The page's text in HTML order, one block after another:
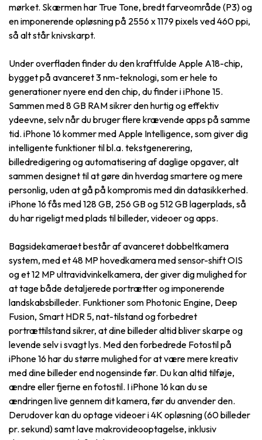
mørket. Skærmen har True Tone, bredt farveområde (P3) og
en imponerende opløsning på 2556 x 1179 pixels ved 460 ppi,
så alt står knivskarpt.
Under overfladen finder du den kraftfulde Apple A18-chip,
bygget på avanceret 3 nm-teknologi, som er hele to
generationer nyere end den chip, du finder i iPhone 15.
Sammen med 8 GB RAM sikrer den hurtig og effektiv
ydeevne, selv når du bruger flere krævende apps på samme
tid. iPhone 16 kommer med Apple Intelligence, som giver dig
intelligente funktioner til bl.a. tekstgenerering,
billedredigering og automatisering af daglige opgaver, alt
sammen designet til at gøre din hverdag smartere og mere
personlig, uden at gå på kompromis med din datasikkerhed.
iPhone 16 fås med 128 GB, 256 GB og 512 GB lagerplads, så
du har rigeligt med plads til billeder, videoer og apps.
Bagsidekameraet består af avanceret dobbeltkamera
system, med et 48 MP hovedkamera med sensor-shift OIS
og et 12 MP ultravidvinkelkamera, der giver dig mulighed for
at tage både detaljerede portrætter og imponerende
landskabsbilleder. Funktioner som Photonic Engine, Deep
Fusion, Smart HDR 5, nat-tilstand og forbedret
portrættilstand sikrer, at dine billeder altid bliver skarpe og
levende selv i svagt lys. Med den forbedrede Fotostil på
iPhone 16 har du større mulighed for at være mere kreativ
med dine billeder end nogensinde før. Du kan altid tilføje,
ændre eller fjerne en fotostil. I iPhone 16 kan du se
ændringen live gennem dit kamera, før du anvender den.
Derudover kan du optage videoer i 4K opløsning (60 billeder
pr. sekund) samt lave makrovideo­optagelse, inklusiv